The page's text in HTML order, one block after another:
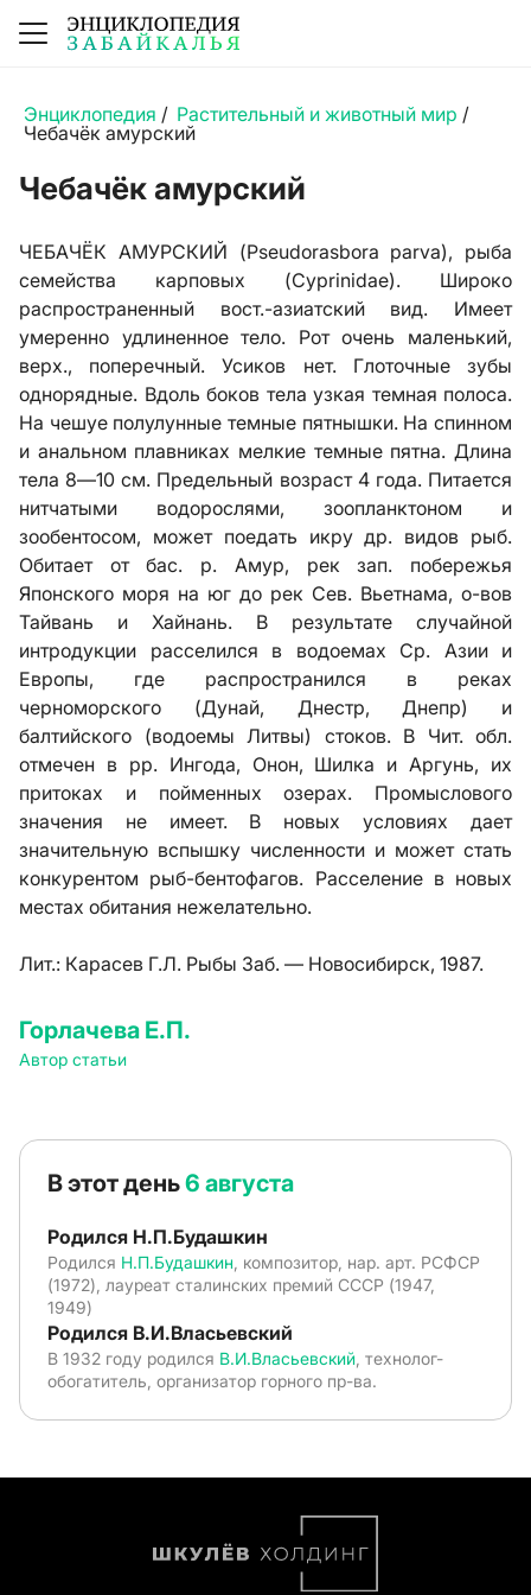
Энциклопедия / Растительный и животный мир /
Чебачёк амурский
Чебачёк амурский
ЧЕБАЧЁК АМУРСКИЙ (Pseudorasbora parva), рыба
семейства карповых (Cyprinidae). Широко
распространенный вост.-азиатский вид. Имеет
умеренно удлиненное тело. Рот очень маленький,
верх., поперечный. Усиков нет. Глоточные зубы
однорядные. Вдоль боков тела узкая темная полоса.
На чешуе полулунные темные пятнышки. На спинном
и анальном плавниках мелкие темные пятна. Длина
тела 8—10 см. Предельный возраст 4 года. Питается
нитчатыми водорослями, зоопланктоном и
зообентосом, может поедать икру др. видов рыб.
Обитает от бас. р. Амур, рек зап. побережья
Японского моря на юг до рек Сев. Вьетнама, о-вов
Тайвань и Хайнань. В результате случайной
интродукции расселился в водоемах Ср. Азии и
Европы, где распространился в реках
черноморского (Дунай, Днестр, Днепр) и
балтийского (водоемы Литвы) стоков. В Чит. обл.
отмечен в рр. Ингода, Онон, Шилка и Аргунь, их
притоках и пойменных озерах. Промыслового
значения не имеет. В новых условиях дает
значительную вспышку численности и может стать
конкурентом рыб-бентофагов. Расселение в новых
местах обитания нежелательно.
Лит.: Карасев Г.Л. Рыбы Заб. — Новосибирск, 1987.
Горлачева Е.П.
Автор статьи
В этот день6 августа
Родился Н.П.Будашкин
Родился Н.П.Будашкин , композитор, нар. арт. РСФСР
(1972), лауреат сталинских премий СССР (1947,
1949)
Родился В.И.Власьевский
В 1932 году родился В.И.Власьевский , технолог-
обогатитель, организатор горного пр-ва.